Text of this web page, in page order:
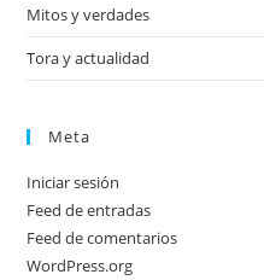
Mitos y verdades
Tora y actualidad
Meta
Iniciar sesión
Feed de entradas
Feed de comentarios
WordPress.org